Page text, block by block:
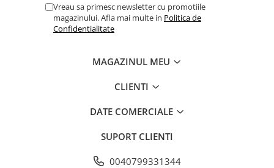
Caracteristici:
- pentru maşini rotative
- dimensiuni: velcro 125mm / contact la suprafață
Vreau sa primesc newsletter cu promotiile
magazinului. Afla mai multe in Politica de
Confidentialitate
MAGAZINUL MEU
CLIENTI
DATE COMERCIALE
SUPORT CLIENTI
0040799331344